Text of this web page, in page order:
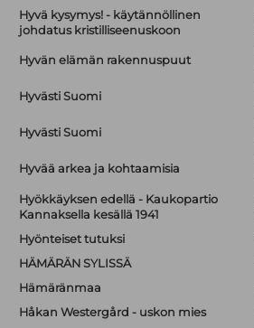
Hyvä kysymys! - käytännöllinen
johdatus kristilliseenuskoon
Hyvän elämän rakennuspuut
Hyvästi Suomi
Hyvästi Suomi
Hyvää arkea ja kohtaamisia
Hyökkäyksen edellä - Kaukopartio
Kannaksella kesällä 1941
Hyönteiset tutuksi
HÄMÄRÄN SYLISSÄ
Hämäränmaa
Håkan Westergård - uskon mies